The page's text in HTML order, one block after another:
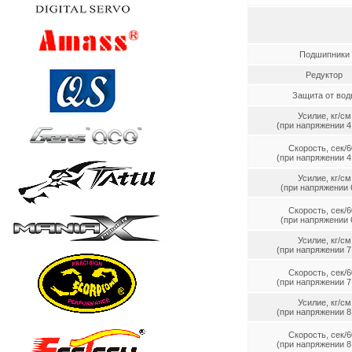
Подшипники
Редуктор
Защита от
Усилие, кг/см
(при напряжении
Скорость, сек/
(при напряжении
Усилие, кг/см
(при напряжении
Скорость, сек/
(при напряжении
Усилие, кг/см
(при напряжении
Скорость, сек/
(при напряжении
Усилие, кг/см
(при напряжении
Скорость, сек/
(при напряжении